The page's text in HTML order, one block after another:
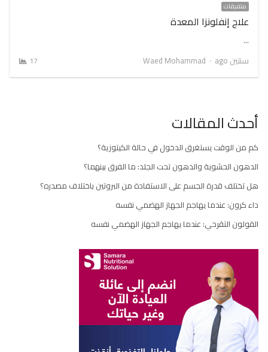
متفرقات
علاج إنفلونزا المعدة
…
سنتين ago
Author
Waed Mohammad
17
أحدث المقالات
كم من الوقت يستغرق الدخول في حالة الكيتوزية؟
الدهون الحشوية والدهون تحت الجلد: ما الفرق بينهما؟
هل تختلف قدرة الجسم على الاستفادة من البروتين باختلاف مصدره؟
داء كرون: عندما يهاجم الجهاز الهضمي نفسه
القولون التقرحي: عندما يهاجم الجهاز الهضمي نفسه